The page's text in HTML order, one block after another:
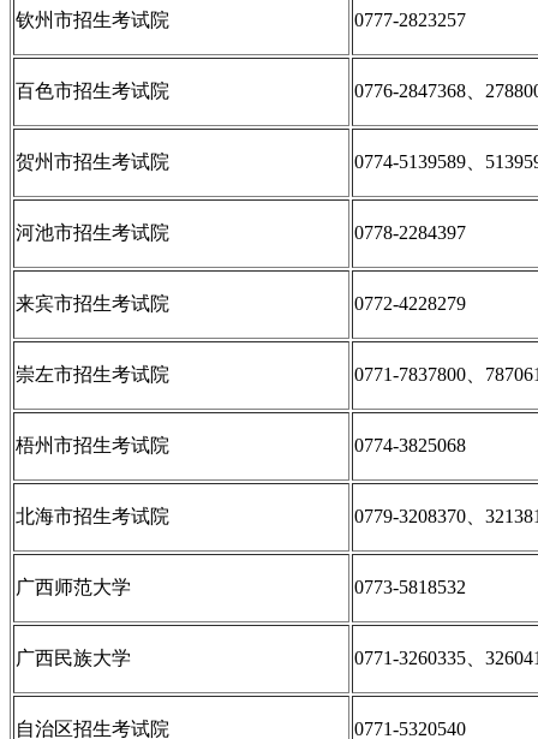
钦州市招生考试院 0777-2823257
百色市招生考试院 0776-2847368、
贺州市招生考试院 0774-5139589、
河池市招生考试院 0778-2284397
来宾市招生考试院 0772-4228279
崇左市招生考试院 0771-7837800、
梧州市招生考试院 0774-3825068
北海市招生考试院 0779-3208370、
广西师范大学 0773-5818532
广西民族大学 0771-3260335、
自治区招生考试院 0771-5320540